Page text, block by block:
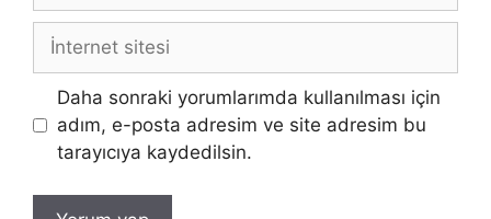
İnternet
Daha sonraki yorumlarımda kullanılması için
adım, e-posta adresim ve site adresim bu
tarayıcıya kaydedilsin.